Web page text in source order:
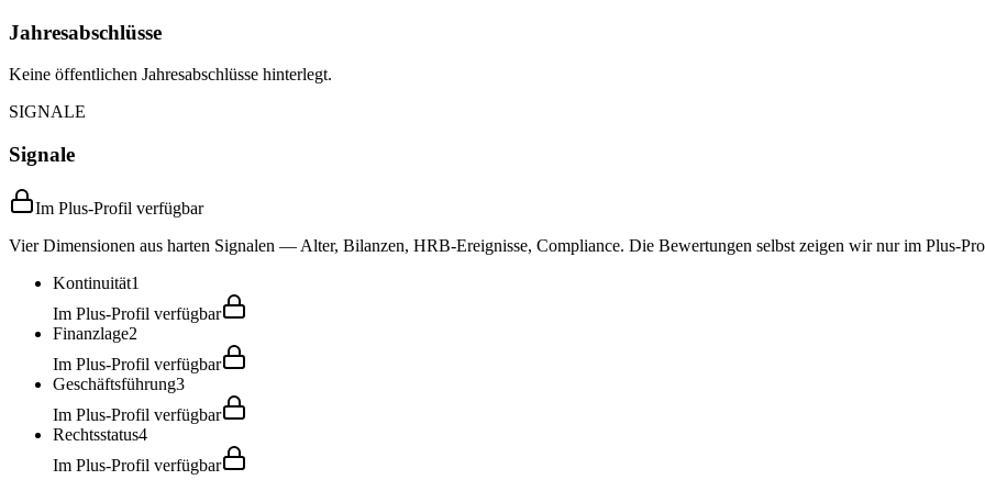
Jahresabschlüsse
Keine öffentlichen Jahresabschlüsse hinterlegt.
SIGNALE
Signale
Im Plus-Profil verfügbar
Vier Dimensionen aus harten Signalen — Alter, Bilanzen, HRB-Ereignisse, Compliance. Die Bewertungen selbst zeigen wir nur im Plus-
Kontinuität1
Im Plus-Profil verfügbar
Finanzlage2
Im Plus-Profil verfügbar
Geschäftsführung3
Im Plus-Profil verfügbar
Rechtsstatus4
Im Plus-Profil verfügbar